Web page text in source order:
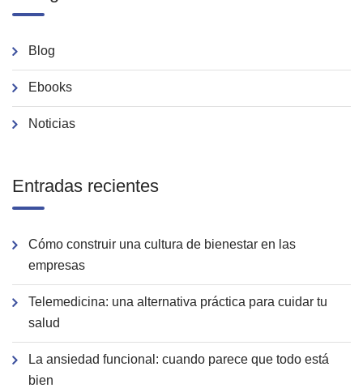
Blog
Ebooks
Noticias
Entradas recientes
Cómo construir una cultura de bienestar en las
empresas
Telemedicina: una alternativa práctica para cuidar tu
salud
La ansiedad funcional: cuando parece que todo está
bien